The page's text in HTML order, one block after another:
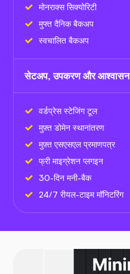
मोनराक्स सिक्योरिटी
मुफ्त दैनिक बैकअप
स्वचालित बैकअप
सेटअप, उपकरण और आश्वासन
वर्डप्रेस स्टेजिंग टूल
मुफ़्त डोमेन स्थानांतरण
मुफ़्त एसएसएल प्रमाणपत्र
फ्री माइग्रेशन प्लगइन
30-दिन मनी-बैक
24/7 रीयल-टाइम मॉनिटरिंग